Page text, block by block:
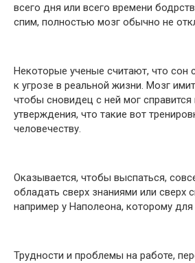
всего дня или всего времени
спим, полностью мозг обычно не
Некоторые ученые считают, что сон
к угрозе в реальной жизни. Мозг
чтобы сновидец с ней мог справится
утверждения, что такие вот
человечеству.
Оказывается, чтобы выспаться,
обладать сверх знаниями или сверх
например у Наполеона, которому для
Трудности и проблемы на работе,